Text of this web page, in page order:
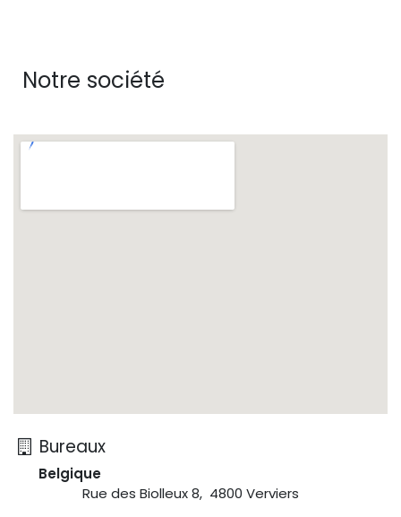
Notre société
Bureaux
Belgique
Rue des Biolleux 8, 4800 Verviers